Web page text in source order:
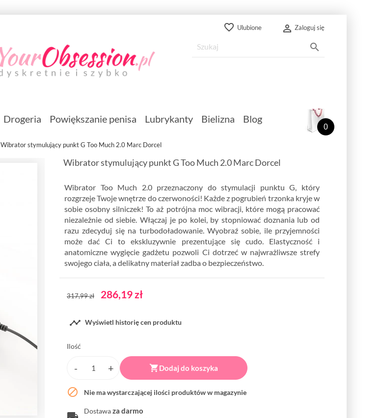
favorite_border Ulubione  Zaloguj się

0
Drogeria Powiększanie penisa Lubrykanty Bielizna Blog
Wibrator stymulujący punkt G Too Much 2.0 Marc Dorcel
Wibrator stymulujący punkt G Too Much 2.0 Marc Dorcel
Wibrator Too Much 2.0 przeznaczony do stymulacji punktu G, który
rozgrzeje Twoje wnętrze do czerwoności! Każde z pogrubień trzonka kryje w
sobie osobny silniczek! To aż potrójna moc wibracji, które mogą pracować
niezależnie od siebie. Włączaj je po kolei, by stopniować doznania lub od
razu zdecyduj się na turbodoładowanie. Wyobraź sobie, ile przyjemności
może dać Ci to ekskluzywnie prezentujące się cudo. Elastyczność i
anatomiczne wygięcie gadżetu pozwoli Ci dotrzeć w najwrażliwsze strefy
swojego ciała, a delikatny materiał zadba o bezpieczeństwo.
317,99 zł 286,19 zł
 Wyświetl historię cen produktu
Ilość
Dodaj do koszyka
 Nie ma wystarczającej ilości produktów w magazynie
Dostawaza darmo